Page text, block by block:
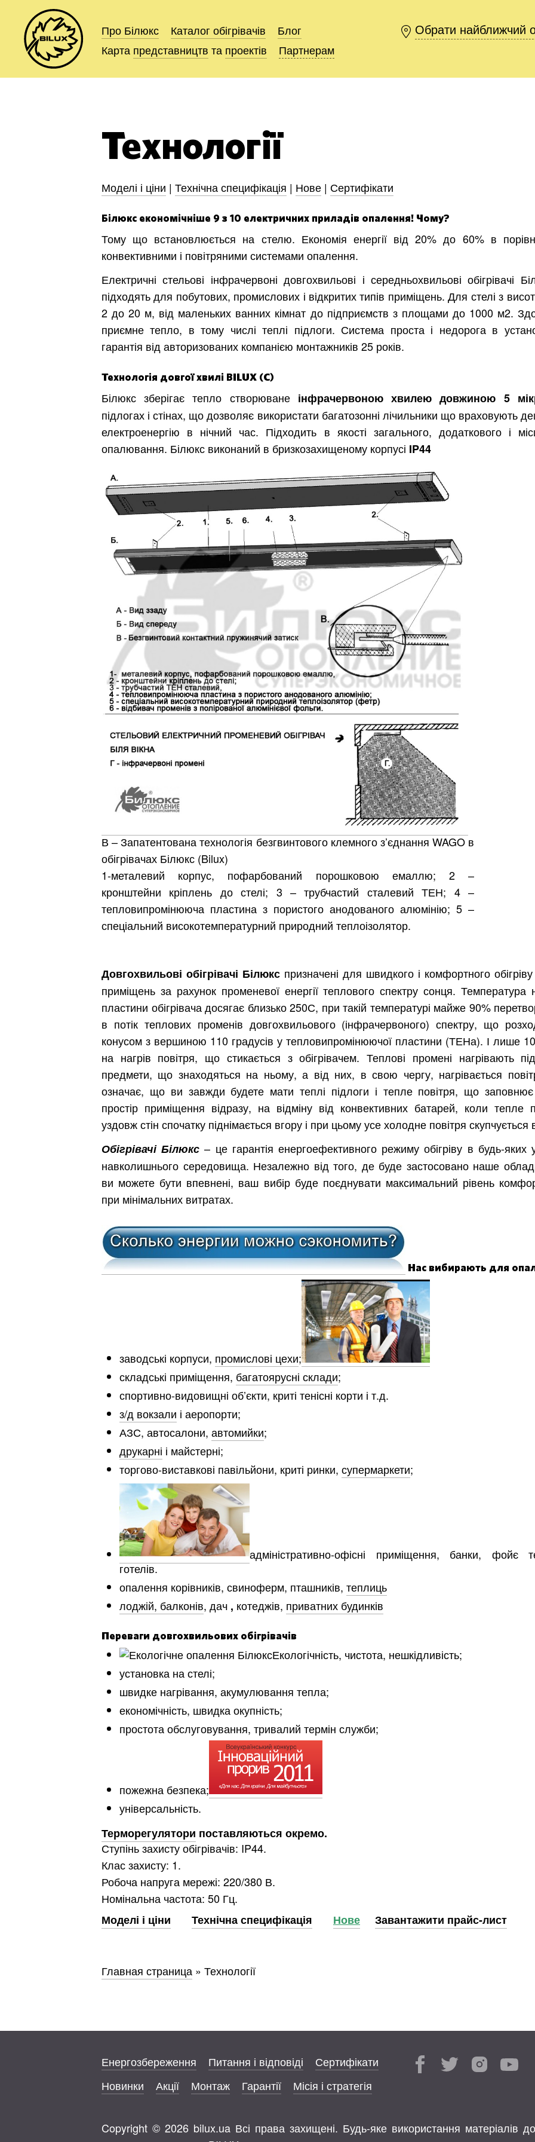
Про Білюкс Каталог обігрівачів
Блог
Карта представництв та проектів Партнерам
Обрати найближчий
Про Білюкс Каталог обігрівачів
Блог
Карта представництв та проектів Партнерам
Обрати найближчий
Технології
Моделі і ціни | Технічна специфікація | Нове | Сертифікати
Білюкс економічніше 9 з 10 електричних приладів опалення! Чому?
Тому що встановлюється на стелю. Економія енергії від 20% до 60% в
конвективними і повітряними системами опалення.
Електричні стельові інфрачервоні довгохвильові і середньохвильові обігрівачі
підходять для побутових, промислових і відкритих типів приміщень. Для стелі з
2 до 20 м, від маленьких ванних кімнат до підприємств з площами до 1000 м2.
приємне тепло, в тому числі теплі підлоги. Система проста і недорога в
гарантія від авторизованих компанією монтажників 25 років.
Технологія довгої хвилі BILUX (C)
Білюкс зберігає тепло створюване інфрачервоною хвилею довжиною 5
підлогах і стінах, що дозволяє використати багатозонні лічильники що враховують
електроенергію в нічний час. Підходить в якості загального, додаткового і
опалювання. Білюкс виконаний в бризкозахищеному корпусі IP44
В – Запатентована технологія безгвинтового клемного з’єднання WAGO в
обігрівачах Білюкс (Bilux)
1-металевий корпус, пофарбований порошковою емаллю; 2 –
кронштейни кріплень до стелі; 3 – трубчастий сталевий ТЕН; 4 –
тепловипромінююча пластина з пористого анодованого алюмінію; 5 –
спеціальний високотемпературний природний теплоізолятор.
Довгохвильові обігрівачі Білюкс призначені для швидкого і комфортного обігріву
приміщень за рахунок променевої енергії теплового спектру сонця. Температура
пластини обігрівача досягає близько 250С, при такій температурі майже 90%
в потік теплових променів довгохвильового (інфрачервоного) спектру, що
конусом з вершиною 110 градусів у тепловипромінюючої пластини (ТЕНа). І лише
на нагрів повітря, що стикається з обігрівачем. Теплові промені нагрівають
предмети, що знаходяться на ньому, а від них, в свою чергу, нагрівається
означає, що ви завжди будете мати теплі підлоги і тепле повітря, що
простір приміщення відразу, на відміну від конвективних батарей, коли тепле
уздовж стін спочатку піднімається вгору і при цьому усе холодне повітря скупчується
Обігрівачі Білюкс – це гарантія енергоефективного режиму обігріву в будь-яких
навколишнього середовища. Незалежно від того, де буде застосовано наше
ви можете бути впевнені, ваш вибір буде поєднувати максимальний рівень
при мінімальних витратах.
Нас вибирають для
заводські корпуси, промислові цехи;
складські приміщення, багатоярусні склади;
спортивно-видовищні об’єкти, криті тенісні корти і т.д.
з/д вокзали і аеропорти;
АЗС, автосалони, автомийки;
друкарні і майстерні;
торгово-виставкові павільйони, криті ринки, супермаркети;
адміністративно-офісні приміщення, банки, фойє
готелів.
опалення корівників, свиноферм, пташників, теплиць
лоджій, балконів, дач , котеджів, приватних будинків
Переваги довгохвильових обігрівачів
Екологічність, чистота, нешкідливість;
установка на стелі;
швидке нагрівання, акумулювання тепла;
економічність, швидка окупність;
простота обслуговування, тривалий термін служби;
пожежна безпека;
універсальність.
Терморегулятори поставляються окремо.
Ступінь захисту обігрівачів: IP44.
Клас захисту: 1.
Робоча напруга мережі: 220/380 В.
Номінальна частота: 50 Гц.
Моделі і ціни
Технічна специфікація Нове Завантажити прайс-лист
Главная страница » Технології
Енергозбереження Питання і відповіді
Сертифікати
Новинки
Акції Монтаж Гарантії Місія і стратегія
Copyright © 2026 bilux.ua Всі права захищені. Будь-яке використання матеріалів
Київ Харків Одесса
Дніпро Івано-Франківськ
Львів
Хмельницький
Вінниця
Область